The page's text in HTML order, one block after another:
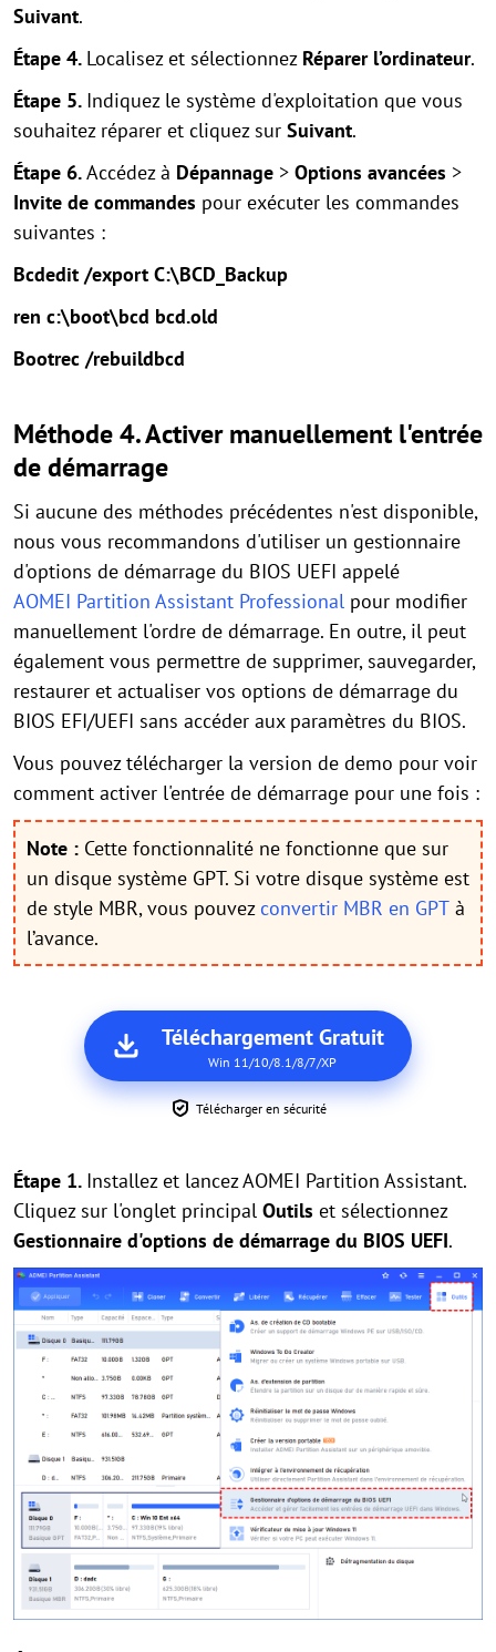
Suivant.
Étape 4. Localisez et sélectionnez Réparer l’ordinateur.
Étape 5. Indiquez le système d'exploitation que vous
souhaitez réparer et cliquez sur Suivant.
Étape 6.Accédez à Dépannage > Options avancées >
Invite de commandes pour exécuter les commandes
suivantes :
Bcdedit /export C:\BCD_Backup
ren c:\boot\bcd bcd.old
Bootrec /rebuildbcd
Méthode 4. Activer manuellement l'entrée
de démarrage
Si aucune des méthodes précédentes n'est disponible,
nous vous recommandons d'utiliser un gestionnaire
d'options de démarrage du BIOS UEFI appelé
AOMEI Partition Assistant Professional pour modifier
manuellement l'ordre de démarrage. En outre, il peut
également vous permettre de supprimer, sauvegarder,
restaurer et actualiser vos options de démarrage du
BIOS EFI/UEFI sans accéder aux paramètres du BIOS.
Vous pouvez télécharger la version de demo pour voir
comment activer l'entrée de démarrage pour une fois :
Note : Cette fonctionnalité ne fonctionne que sur
un disque système GPT. Si votre disque système est
de style MBR, vous pouvez convertir MBR en GPT à
l’avance.
Téléchargement Gratuit
Win 11/10/8.1/8/7/XP
Télécharger en sécurité
Étape 1. Installez et lancez AOMEI Partition Assistant.
Cliquez sur l'onglet principal Outils et sélectionnez
Gestionnaire d'options de démarrage du BIOS UEFI.